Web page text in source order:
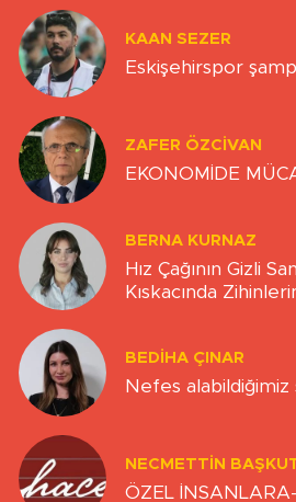
KAAN SEZER
Eskişehirspor
ZAFER ÖZCIVAN
EKONOMİDE
BERNA KURNAZ
Hız Çağının Gizli
Kıskacında
BEDIHA ÇINAR
Nefes
NECMETTIN
ÖZEL